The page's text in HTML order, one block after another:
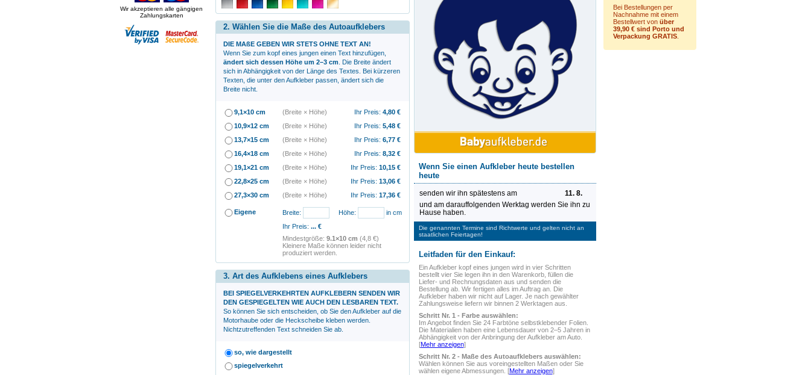
Wir akzeptieren alle gängigen
Zahlungskarten
Wenn Sie einen Aufkleber heute bestellen
heute
senden wir ihn spätestens am
11. 8.
und am darauffolgenden Werktag werden Sie ihn zu
Hause haben.
Die genannten Termine sind Richtwerte und gelten nicht an
staatlichen Feiertagen!
Leitfaden für den Einkauf:
Ein Aufkleber kopf eines jungenwird in vier Schritten
bestellt vier Sie legen ihn in den Warenkorb, füllen die
Liefer- und Rechnungsdaten aus und senden die
Bestellung ab. Wir fertigen alles im Auftrag an. Die
Aufkleber haben wir nicht auf Lager. Je nach gewählter
Zahlungsweise liefern wir binnen 2 Werktagen aus.
Schritt Nr. 1 - Farbe auswählen:
Im Angebot finden Sie 24 Farbtöne selbstklebender Folien.
Die Materialien haben eine Lebensdauer von 2–5 Jahren in
Abhängigkeit von der Anbringung der Aufkleber am Auto.
[Mehr anzeigen]
Schritt Nr. 2 - Maße des Autoaufklebers auswählen:
Wählen können Sie aus voreingestellten Maßen oder Sie
wählen eigene Abmessungen. [Mehr anzeigen]
2. Wählen Sie die Maße des Autoaufklebers
DIE MAßE GEBEN WIR STETS OHNE TEXT AN!
Wenn Sie zum kopf eines jungeneinen Text hinzufügen,
ändert sich dessen Höhe um 2–3 cm. Die Breite ändert
sich in Abhängigkeit von der Länge des Textes. Bei kürzeren
Texten, die unter den Aufkleber passen, ändert sich die
Breite nicht.
9,1×10 cm (Breite × Höhe) Ihr Preis: 4,80€
10,9×12 cm
(Breite × Höhe) Ihr Preis: 5,48€
13,7×15 cm
(Breite × Höhe) Ihr Preis: 6,77€
16,4×18 cm
(Breite × Höhe) Ihr Preis: 8,32€
19,1×21 cm
(Breite × Höhe) Ihr Preis: 10,15€
22,8×25 cm
(Breite × Höhe) Ihr Preis: 13,06€
27,3×30 cm
(Breite × Höhe) Ihr Preis: 17,36€
Eigene Breite: Höhe:
in cm
Ihr Preis: ...€
Mindestgröße: 9.1×10 cm (4,8 €)
Kleinere Maße können leider nicht
produziert werden.
3. Art des Aufklebens eines Aufklebers
BEI SPIEGELVERKEHRTEN AUFKLEBERN SENDEN WIR
DEN GESPIEGELTEN WIE AUCH DEN LESBAREN TEXT.
So können Sie sich entscheiden, ob Sie den Aufkleber auf die
Motorhaube oder die Heckscheibe kleben werden.
Nichtzutreffenden Text schneiden Sie ab.
so, wie dargestellt
spiegelverkehrt
Bei Bestellungen per
Nachnahme mit einem
Bestellwert von über
39,90 € sind Porto und
Verpackung GRATIS.